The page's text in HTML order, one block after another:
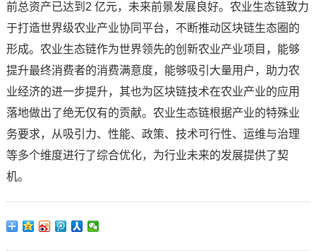
前总资产已达到2 亿元，未来前景发展良好。农业生态链致力
于打造世界级农业产业协同平台，不断推动区块链生态圈的
形成。农业生态链作为世界领先的创新农业产业项目，能够
提升最终消费者的消费满意度，能够吸引大量用户，助力农
业经济的进一步提升，其也为区块链技术在农业产业的应用
落地做出了绝无仅有的贡献。农业生态链根据产业的特殊业
务要求，从吸引力、性能、政策、技术可行性、运维与治理
等多个维度进行了综合优化，为行业未来的发展提供了契
机。